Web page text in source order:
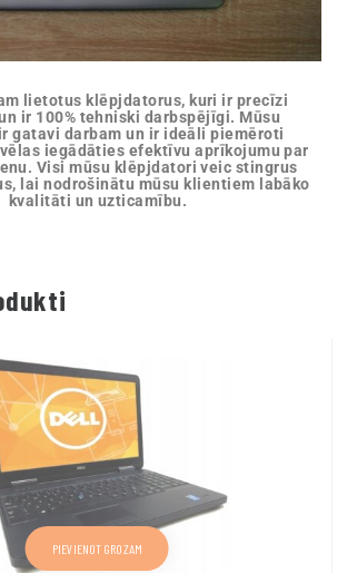
lietotus klēpjdatorus, kuri ir precīzi
ir 100% tehniski darbspējīgi. Mūsu
gatavi darbam un ir ideāli piemēroti
iegādāties efektīvu aprīkojumu par
Visi mūsu klēpjdatori veic stingrus
lai nodrošinātu mūsu klientiem labāko
kvalitāti un uzticamību.
PIEVIENOT GROZAM